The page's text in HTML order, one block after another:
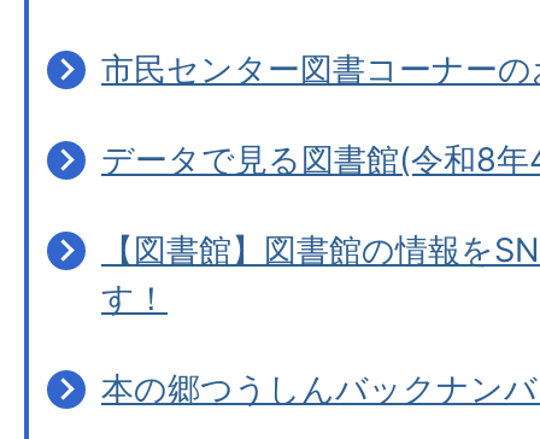
市民センター図書コーナー
データで見る図書館(令和8
【図書館】図書館の情報を
す！
本の郷つうしんバックナン